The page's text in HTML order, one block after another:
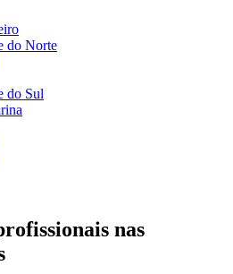
do Norte
do Sul
nas